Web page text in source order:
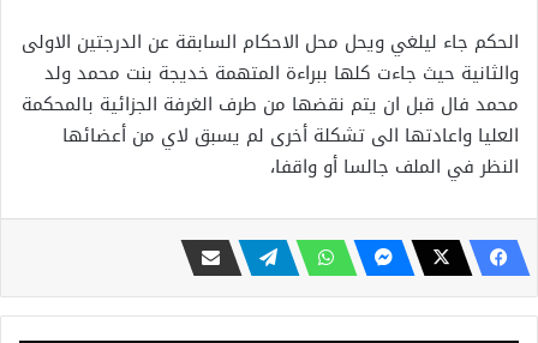
الحكم جاء ليلغي ويحل محل الاحكام السابقة عن الدرجتين الاولى
والثانية حيث جاءت كلها ببراءة المتهمة خديجة بنت محمد ولد
محمد فال قبل ان يتم نقضها من طرف الغرفة الجزائية بالمحكمة
العليا واعادتها الى تشكلة أخرى لم يسبق لاي من أعضائها
النظر في الملف جالسا أو واقفا،